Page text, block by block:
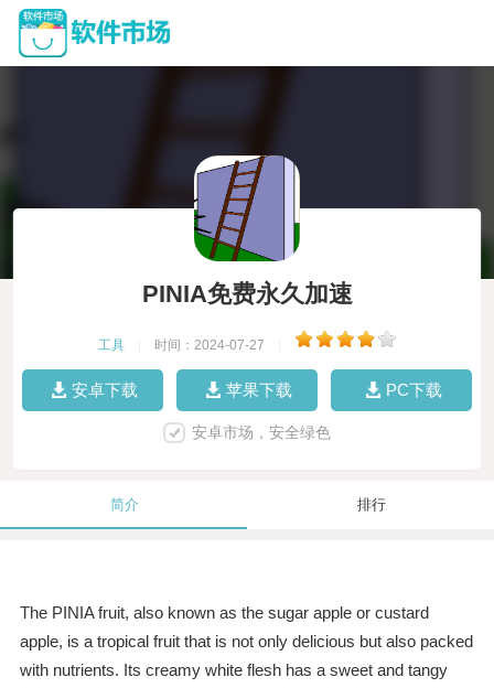
PINIA免费永久加速
工具 时间：2024-07-27
安卓下载 苹果下载 PC下载
安卓市场，安全绿色
简介 排行
The PINIA fruit, also known as the sugar apple or custard
apple, is a tropical fruit that is not only delicious but also packed
with nutrients. Its creamy white flesh has a sweet and tangy